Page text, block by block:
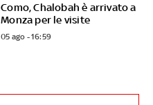
Como, Chalobah è arrivato a
Monza per le visite
05 ago - 16:59